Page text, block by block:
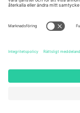
Av Chapultepec 360,
Norte, Cuauhtémoc,
Ciudad de México,
plats, evenemang
evenemangssida,
© 2026